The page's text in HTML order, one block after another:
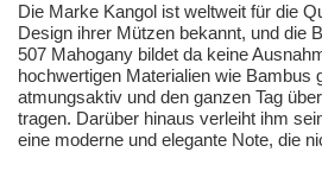
Die Marke Kangol ist weltweit für die
Design ihrer Mützen bekannt, und die
507 Mahogany bildet da keine
hochwertigen Materialien wie Bambus
atmungsaktiv und den ganzen Tag
tragen. Darüber hinaus verleiht ihm
eine moderne und elegante Note, die